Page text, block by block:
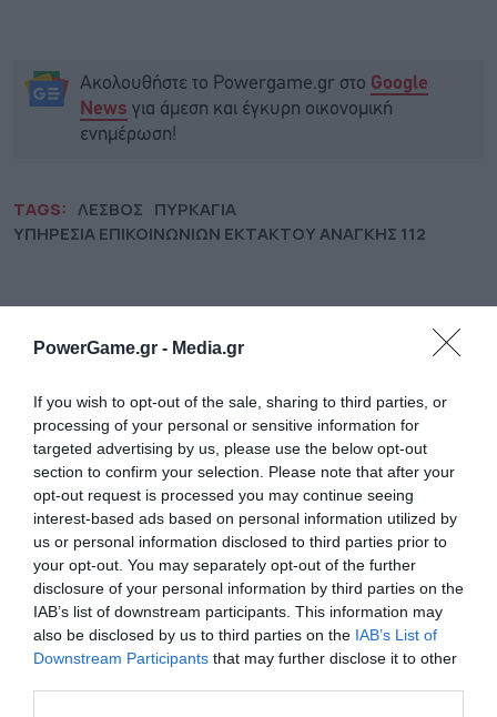
PowerGame.gr - Media.gr
If you wish to opt-out of the sale, sharing to third parties, or
processing of your personal or sensitive information for
targeted advertising by us, please use the below opt-out
section to confirm your selection. Please note that after your
opt-out request is processed you may continue seeing
interest-based ads based on personal information utilized by
us or personal information disclosed to third parties prior to
your opt-out. You may separately opt-out of the further
disclosure of your personal information by third parties on the
IAB’s list of downstream participants. This information may
also be disclosed by us to third parties on the IAB’s List of
Downstream Participants that may further disclose it to other
Ακολουθήστε το Powergame.gr στο Google
News για άμεση και έγκυρη οικονομική
ενημέρωση!
TAGS: ΛΕΣΒΟΣ ΠΥΡΚΑΓΙΑ
ΥΠΗΡΕΣΙΑ ΕΠΙΚΟΙΝΩΝΙΩΝ ΕΚΤΑΚΤΟΥ ΑΝΑΓΚΗΣ 112
ΡΟΗ ΕΙΔΗΣΕΩΝ ΔΗΜΟΦΙΛΗ
10:04
Αργυρόνησος: Πωλείται το ιδιωτικό νησί μετά από 60
χρόνια για 35 εκατ. ευρώ